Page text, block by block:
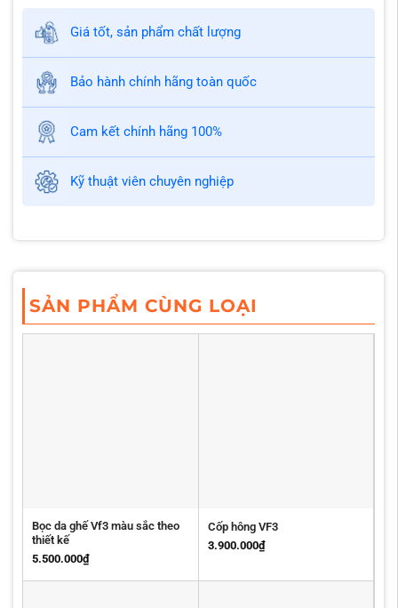
Giá tốt, sản phẩm chất lượng
Bảo hành chính hãng toàn quốc
Cam kết chính hãng 100%
Kỹ thuật viên chuyên nghiệp
SẢN PHẨM CÙNG LOẠI
Bọc da ghế Vf3 màu sắc theo
thiết kế
5.500.000₫
Cốp hông VF3
3.900.000₫